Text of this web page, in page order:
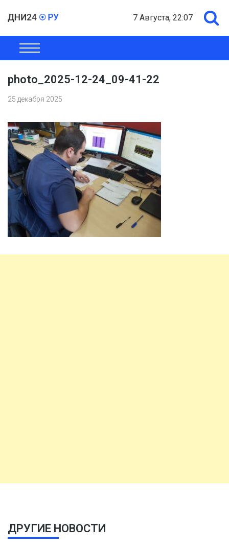
7 Августа, 22:07
ОБЩЕСТВО
photo_2025-12-24_09-41-22
25 декабря 2025
ДРУГИЕ НОВОСТИ